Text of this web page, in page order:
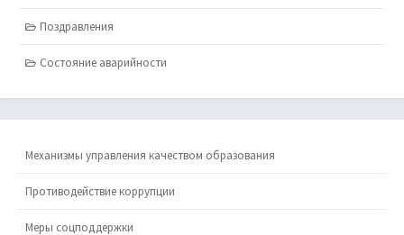
Поздравления
Состояние аварийности
Механизмы управления качеством образования
Противодействие коррупции
Меры соцподдержки